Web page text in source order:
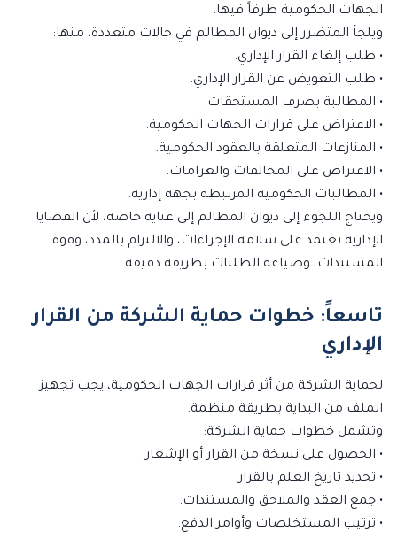
الجهات الحكومية طرفاً فيها.
ويلجأ المتضرر إلى ديوان المظالم في حالات متعددة، منها:
• طلب إلغاء القرار الإداري.
• طلب التعويض عن القرار الإداري.
• المطالبة بصرف المستحقات.
• الاعتراض على قرارات الجهات الحكومية.
• المنازعات المتعلقة بالعقود الحكومية.
• الاعتراض على المخالفات والغرامات.
• المطالبات الحكومية المرتبطة بجهة إدارية.
ويحتاج اللجوء إلى ديوان المظالم إلى عناية خاصة، لأن القضايا
الإدارية تعتمد على سلامة الإجراءات، والالتزام بالمدد، وقوة
المستندات، وصياغة الطلبات بطريقة دقيقة.
تاسعاً: خطوات حماية الشركة من القرار
الإداري
لحماية الشركة من أثر قرارات الجهات الحكومية، يجب تجهيز
الملف من البداية بطريقة منظمة.
وتشمل خطوات حماية الشركة:
• الحصول على نسخة من القرار أو الإشعار.
• تحديد تاريخ العلم بالقرار.
• جمع العقد والملاحق والمستندات.
• ترتيب المستخلصات وأوامر الدفع.